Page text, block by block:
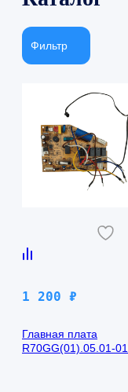
Фильтр
1 200 ₽
Главная плата
R70GG(01).05.01-